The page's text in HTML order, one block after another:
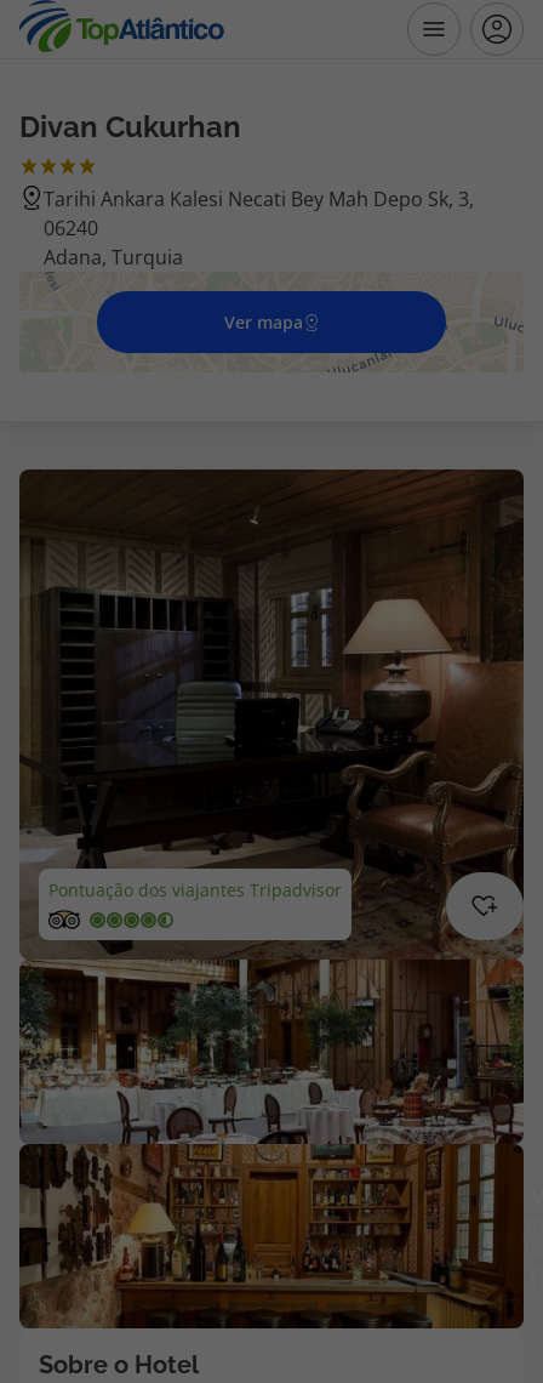
Destinos
Voos
Hotéis
Voos + Hotel
Cruzeiros
Promoções
Especialistas
Cheque Viagem
Rede de Lojas
Blog TopViagens
Área de Cliente
Agências
Contactos
Apoio ao cliente em Portugal
218 925 471
Custo de uma chamada para a rede fixa nacional.
Apoio ao cliente no Estrangeiro
Divan Cukurhan
Tarihi Ankara Kalesi Necati Bey Mah Depo Sk, 3,
06240
Adana, Turquia
Ver mapa
Pontuação dos viajantes Tripadvisor
Sobre o Hotel